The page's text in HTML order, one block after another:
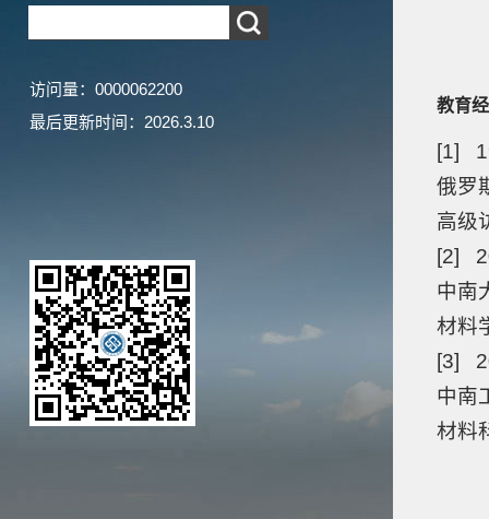
访问量： 0000062200
最后更新时间： 2026.3.10
教育
[1]
俄罗
高级
[2]
中南
材料
[3]
中南
材料